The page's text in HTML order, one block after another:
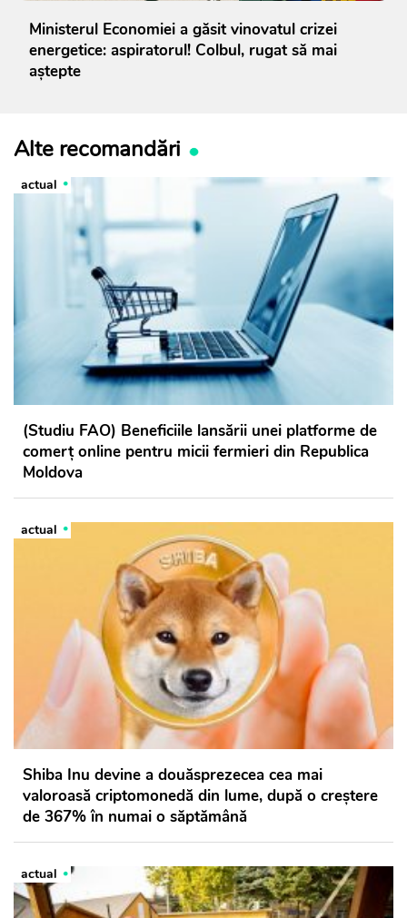
Ministerul Economiei a găsit vinovatul crizei
energetice: aspiratorul! Colbul, rugat să mai
aștepte
Alte recomandări
actual
(Studiu FAO) Beneficiile lansării unei platforme de
comerț online pentru micii fermieri din Republica
Moldova
actual
Shiba Inu devine a douăsprezecea cea mai
valoroasă criptomonedă din lume, după o creştere
de 367% în numai o săptămână
actual